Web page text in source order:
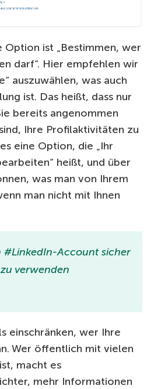
ist „Bestimmen, wer
darf“. Hier empfehlen wir
auszuwählen, was auch
ist. Das heißt, dass nur
bereits angenommen
Ihre Profilaktivitäten zu
eine Option, die „Ihr
heißt, und über
was man von Ihrem
man nicht mit Ihnen
#LinkedIn-Account sicher
verwenden
einschränken, wer Ihre
Wer öffentlich mit vielen
macht es
mehr Informationen